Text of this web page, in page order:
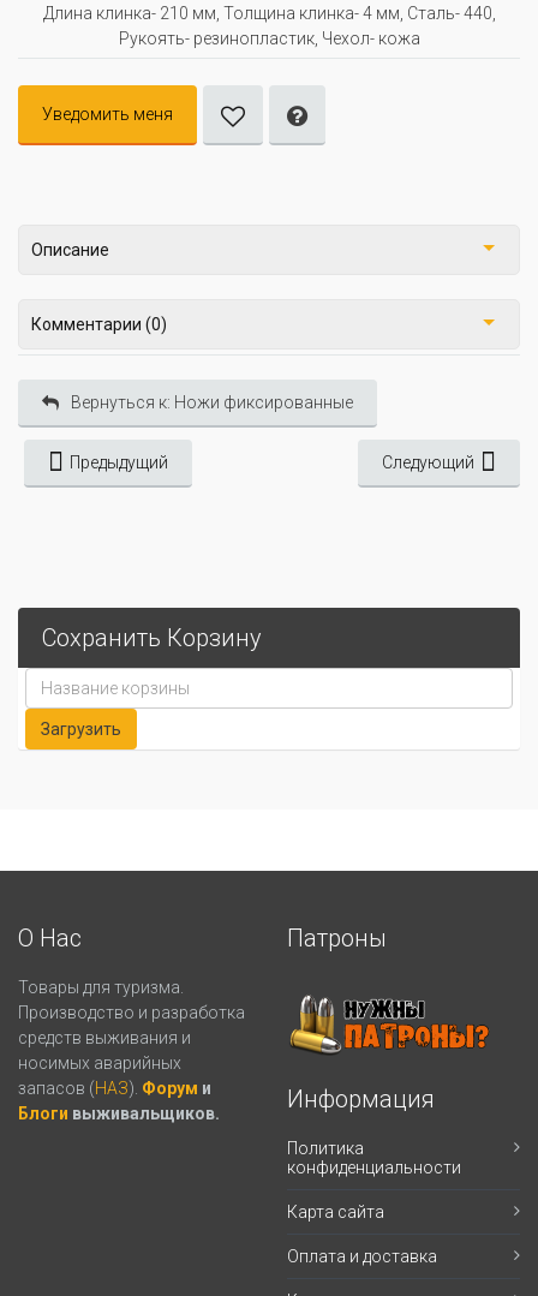
Длина клинка- 210 мм, Толщина клинка- 4 мм, Сталь- 440,
Рукоять- резинопластик, Чехол- кожа
Уведомить меня
Описание
Комментарии (0)
Вернуться к: Ножи фиксированные
Предыдущий Следующий
Сохранить Корзину
О Нас
Товары для туризма.
Производство и разработка
средств выживания и
носимых аварийных
запасов (НАЗ). Форум и
Блоги выживальщиков.
Патроны
Информация
Политика
конфиденциальности
Карта сайта
Оплата и доставка